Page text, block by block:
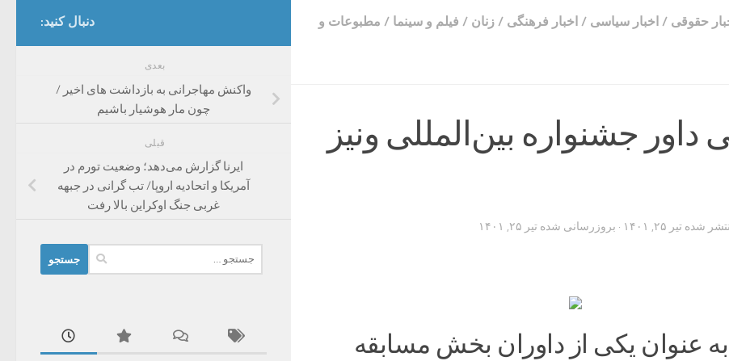
حقوقی / اخبار سیاسی / اخبار فرهنگی / زنان / فیلم و سینما / مطبوعات و
داور جشنواره بین‌المللی ونیز
شده تیر ۲۵, ۱۴۰۱ · بروزرسانی شده تیر ۲۵, ۱۴۰۱
به عنوان یکی از داوران بخش مسابقه
دنبال کنید:
بعدی
واکنش مهاجرانی به بازداشت های اخیر /
چون مار هوشیار باشیم
قبلی
ایرنا گزارش می‌دهد؛ وضعیت تورم در
آمریکا و اتحادیه اروپا/ تب گرانی در جبهه
غربی جنگ اوکراین بالا رفت
برای: